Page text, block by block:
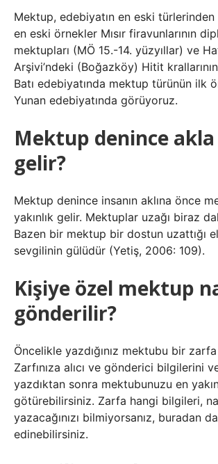
Mektup, edebiyatın en eski
en eski örnekler Mısır firavunlarının
mektupları (MÖ 15.-14. yüzyıllar) ve
Arşivi’ndeki (Boğazköy) Hitit
Batı edebiyatında mektup türünün ilk
Yunan edebiyatında görüyoruz.
Mektup denince
gelir?
Mektup denince insanın aklına önce
yakınlık gelir. Mektuplar uzağı biraz
Bazen bir mektup bir dostun uzattığı
sevgilinin gülüdür (Yetiş, 2006: 109).
Kişiye özel mektup
gönderilir?
Öncelikle yazdığınız mektubu bir zarfa
Zarfınıza alıcı ve gönderici bilgilerini
yazdıktan sonra mektubunuzu en
götürebilirsiniz. Zarfa hangi bilgileri,
yazacağınızı bilmiyorsanız, buradan
edinebilirsiniz.